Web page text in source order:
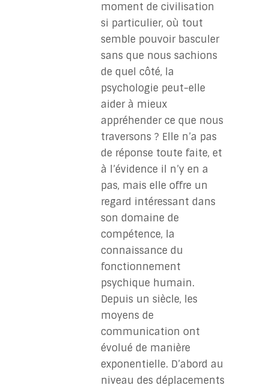
moment de civilisation
si particulier, où tout
semble pouvoir basculer
sans que nous sachions
de quel côté, la
psychologie peut-elle
aider à mieux
appréhender ce que nous
traversons ? Elle n’a pas
de réponse toute faite, et
à l’évidence il n’y en a
pas, mais elle offre un
regard intéressant dans
son domaine de
compétence, la
connaissance du
fonctionnement
psychique humain.
Depuis un siècle, les
moyens de
communication ont
évolué de manière
exponentielle. D’abord au
niveau des déplacements